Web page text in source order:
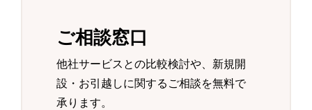
ご相談窓口
他社サービスとの比較検討や、新規開
設・お引越しに関するご相談を無料で
承ります。